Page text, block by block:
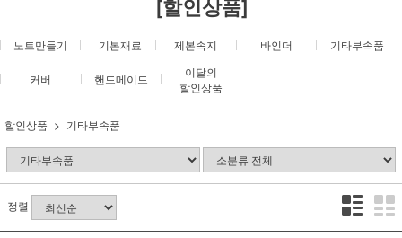
[할인상품]
노트만들기 기본재료 제본속지 바인더 기타부속품
커버 핸드메이드
이달의
할인상품
할인상품 기타부속품
정렬